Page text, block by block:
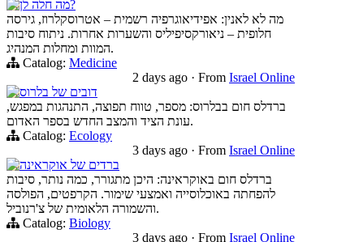
מה חלה לן?
מה לא לאנין: אפידיאוגרפיה רשמית – אטרוסקלרוז, גירסה
חלופית – ניאורקסיפיליס והשערות אחרות. ניתוח סיבות
המוות ומחלות המנהיג.
Catalog: Medicine
2 days ago · From Israel Online
דובים של בלרוס
ברדלס חום בבלרוס: מספר, טווח תפוצה, התנהגות במפגש,
עונת הציד והמצב החדש בספר האדום.
Catalog: Ecology
3 days ago · From Israel Online
ברדים של אוקראינה
ברדלס חום באוקראינה: היכן מתגורר, כמה נותר, סיבות
להפחתה באוכלוסייה ואמצעי שימור. הקרפטים, הפולסה
והשמורה הלאומית של צ'רנוביל.
Catalog: Biology
3 days ago · From Israel Online